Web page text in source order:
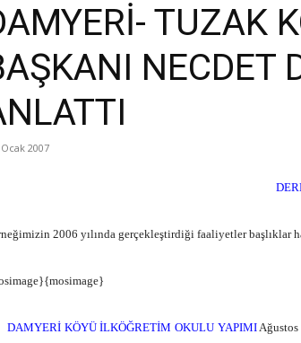
TUZAK
NECDET
2007
2006 yılında gerçekleştirdiği faaliyetler başlıklar
DAMYERİ KÖYÜ İLKÖĞRETİM OKULU YAPIMI